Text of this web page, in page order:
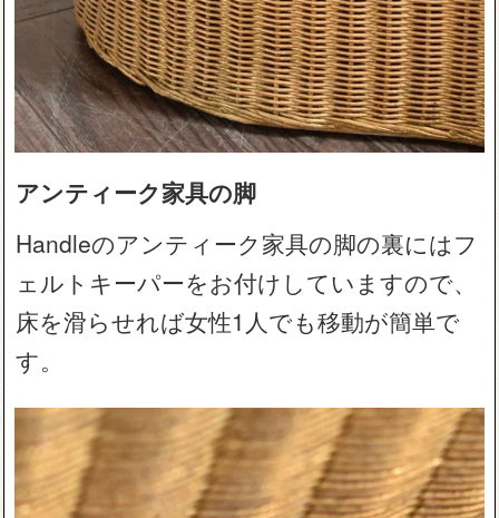
アンティーク家具の脚
Handleのアンティーク家具の脚の裏にはフ
ェルトキーパーをお付けしていますので、
床を滑らせれば女性1人でも移動が簡単で
す。